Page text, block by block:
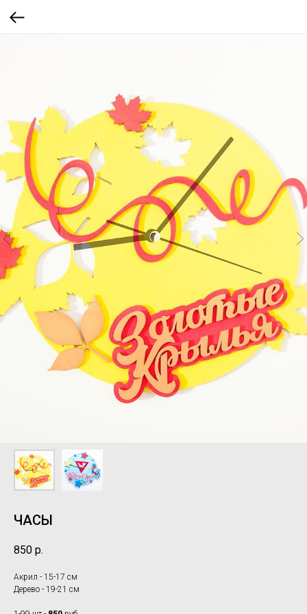
ЧАСЫ
850 р.
Акрил - 15-17 см
Дерево - 19-21 см